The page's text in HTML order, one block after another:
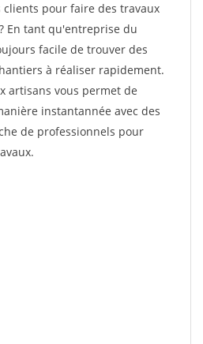
clients pour faire des travaux
En tant qu'entreprise du
facile de trouver des
à réaliser rapidement.
artisans vous permet de
instantannée avec des
de professionnels pour